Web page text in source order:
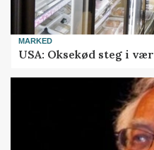
MARKED
USA: Oksekød steg i